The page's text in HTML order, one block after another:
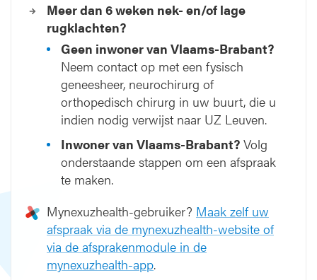
Meer dan 6 weken nek- en/of lage
rugklachten?
Geen inwoner van Vlaams-Brabant?
Neem contact op met een fysisch
geneesheer, neurochirurg of
orthopedisch chirurg in uw buurt, die u
indien nodig verwijst naar UZ Leuven.
Inwoner van Vlaams-Brabant? Volg
onderstaande stappen om een afspraak
te maken.
Mynexuzhealth-gebruiker? Maak zelf uw
afspraak via de mynexuzhealth-website of
via de afsprakenmodule in de
mynexuzhealth-app.